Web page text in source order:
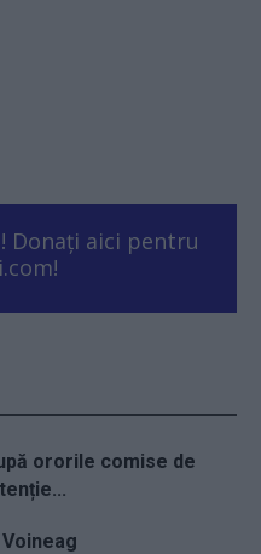
Donați aici pentru
ororile comise de